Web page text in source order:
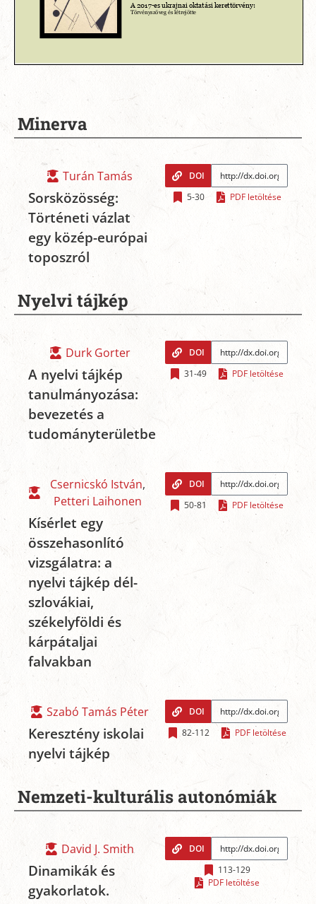
Minerva
Turán Tamás
Sorsközösség:
Történeti vázlat
egy közép-európai
toposzról
DOI
5-30
PDF letöltése
Nyelvi tájkép
Durk Gorter
A nyelvi tájkép
tanulmányozása:
bevezetés a
tudományterületbe
DOI
31-49
PDF letöltése
Csernicskó István,
Petteri Laihonen
Kísérlet egy
összehasonlító
vizsgálatra: a
nyelvi tájkép dél-
szlovákiai,
székelyföldi és
kárpátaljai
falvakban
DOI
50-81
PDF letöltése
Szabó Tamás Péter
Keresztény iskolai
nyelvi tájkép
DOI
82-112
PDF letöltése
Nemzeti-kulturális autonómiák
David J. Smith
Dinamikák és
gyakorlatok.
DOI
113-129
PDF letöltése